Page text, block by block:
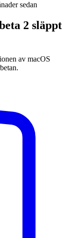
sedan
2 släppt
av macOS